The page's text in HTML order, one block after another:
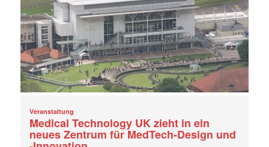
Veranstaltung
Medical Technology UK zieht in ein
neues Zentrum für MedTech-Design und